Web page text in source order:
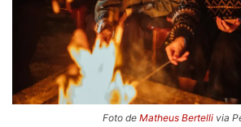
Foto de Matheus Bertelli via